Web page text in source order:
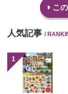
こ
人気記事 /
1